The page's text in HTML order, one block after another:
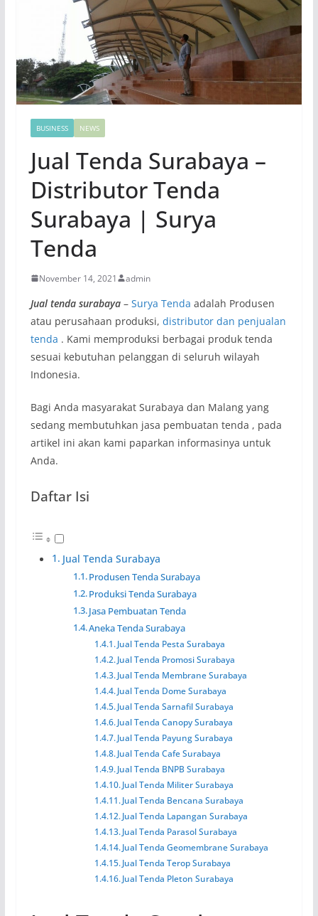
BUSINESS NEWS
Jual Tenda Surabaya –
Distributor Tenda
Surabaya | Surya
Tenda
November 14, 2021 admin
Jual tenda surabaya– Surya Tenda adalah Produsen
atau perusahaan produksi, distributor dan penjualan
tenda . Kami memproduksi berbagai produk tenda
sesuai kebutuhan pelanggan di seluruh wilayah
Indonesia.
Bagi Anda masyarakat Surabaya dan Malang yang
sedang membutuhkan jasa pembuatan tenda , pada
artikel ini akan kami paparkan informasinya untuk
Anda.
Daftar Isi
Jual Tenda Surabaya
Produsen Tenda Surabaya
Produksi Tenda Surabaya
Jasa Pembuatan Tenda
Aneka Tenda Surabaya
Jual Tenda Pesta Surabaya
Jual Tenda Promosi Surabaya
Jual Tenda Membrane Surabaya
Jual Tenda Dome Surabaya
Jual Tenda Sarnafil Surabaya
Jual Tenda Canopy Surabaya
Jual Tenda Payung Surabaya
Jual Tenda Cafe Surabaya
Jual Tenda BNPB Surabaya
Jual Tenda Militer Surabaya
Jual Tenda Bencana Surabaya
Jual Tenda Lapangan Surabaya
Jual Tenda Parasol Surabaya
Jual Tenda Geomembrane Surabaya
Jual Tenda Terop Surabaya
Jual Tenda Pleton Surabaya